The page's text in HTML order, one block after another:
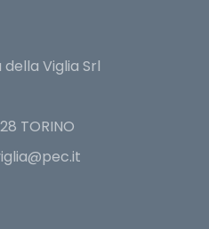
Viglia Srl
TORINO